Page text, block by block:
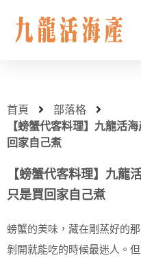
首頁
部落格
【螃蟹代客料理】九龍活
回家自己煮
【螃蟹代客料理】九龍
只是買回家自己煮
螃蟹的美味，藏在剛蒸好的
剝開就能吃的時候最迷人。